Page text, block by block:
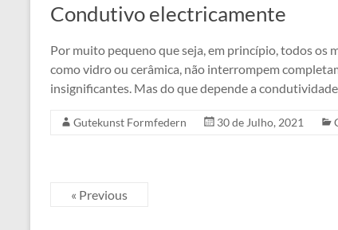
Condutivo electricamente
Por muito pequeno que seja, em princípio, todos os
como vidro ou cerâmica, não interrompem
insignificantes. Mas do que depende a
Gutekunst Formfedern 30 de Julho, 2021
« Previous